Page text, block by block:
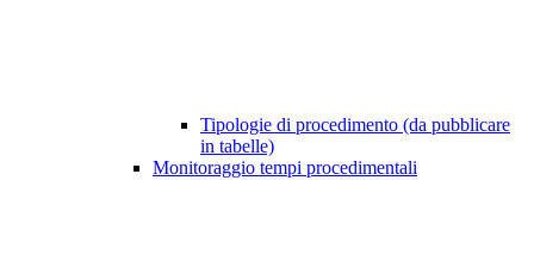
Tipologie di procedimento (da pubblicare
in tabelle)
Monitoraggio tempi procedimentali